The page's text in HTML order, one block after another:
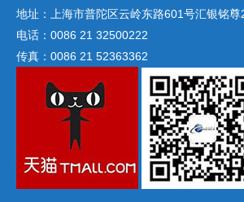
地址：上海市普陀区云岭东路601号汇银铭尊
电话：0086 21 32500222
传真：0086 21 52363362